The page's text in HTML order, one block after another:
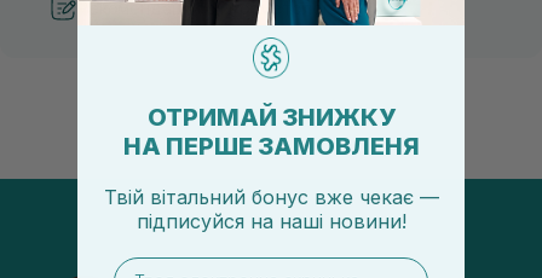
Рекомендации от косметологов
ОТРИМАЙ ЗНИЖКУ
НА ПЕРШЕ ЗАМОВЛЕНЯ
Твій вітальний бонус вже чекає —
підписуйся на наші новини!
email